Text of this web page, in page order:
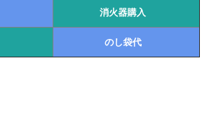
消火器購入
のし袋代